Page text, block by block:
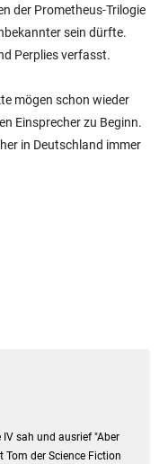
der Prometheus-Trilogie
sein dürfte.
Perplies verfasst.
mögen schon wieder
Einsprecher zu Beginn.
in Deutschland immer
sah und ausrief "Aber
Tom der Science Fiction